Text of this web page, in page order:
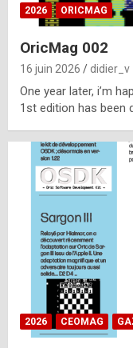
2026 ORICMAG
OricMag 002
16 juin 2026 didier_v
One year later, i’m
1st edition has been
2026 CEOMAG